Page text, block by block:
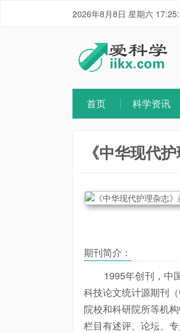
2026年8月8日 星期六
首页 科学资讯
《中华现代
期刊简介：
1995年创刊，中
科技论文统计源期刊
院校和科研院所等机
栏目有述评、论坛、